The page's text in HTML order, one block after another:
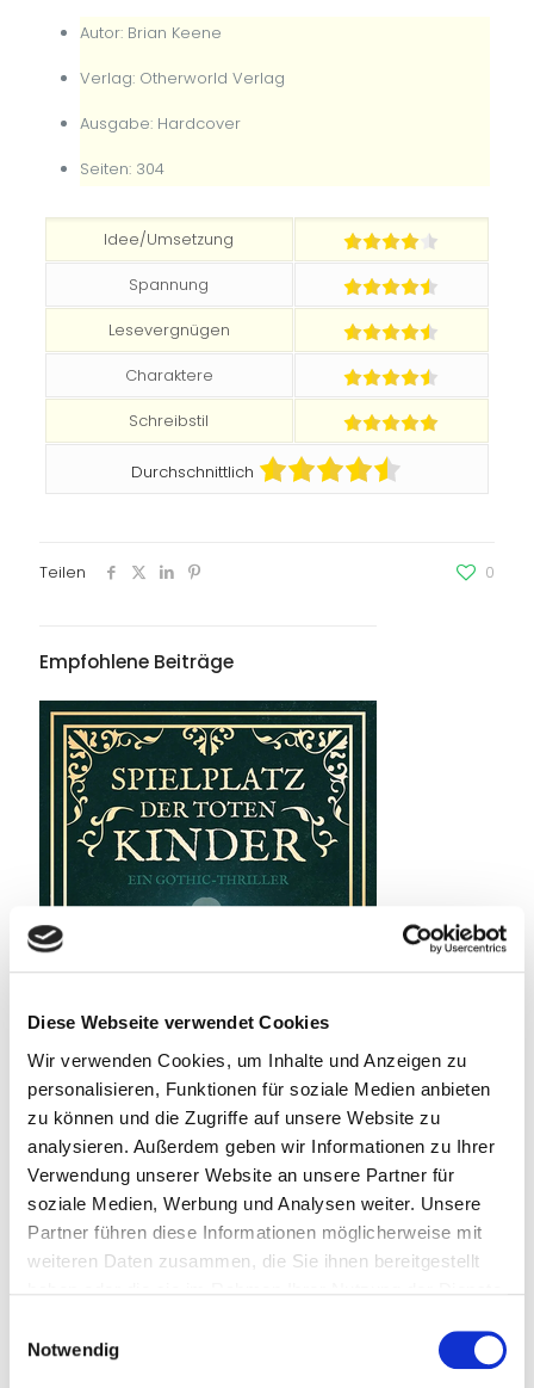
Diese Webseite verwendet Cookies
Wir verwenden Cookies, um Inhalte und Anzeigen zu
personalisieren, Funktionen für soziale Medien anbieten
zu können und die Zugriffe auf unsere Website zu
analysieren. Außerdem geben wir Informationen zu Ihrer
Verwendung unserer Website an unsere Partner für
soziale Medien, Werbung und Analysen weiter. Unsere
Partner führen diese Informationen möglicherweise mit
weiteren Daten zusammen, die Sie ihnen bereitgestellt
Notwendig
Autor: Brian Keene
Verlag: Otherworld Verlag
Ausgabe: Hardcover
Seiten: 304
Idee/Umsetzung
Spannung
Lesevergnügen
Charaktere
Schreibstil
Durchschnittlich
Teilen 0
Empfohlene Beiträge
22. Juli 2026
Weiterlesen